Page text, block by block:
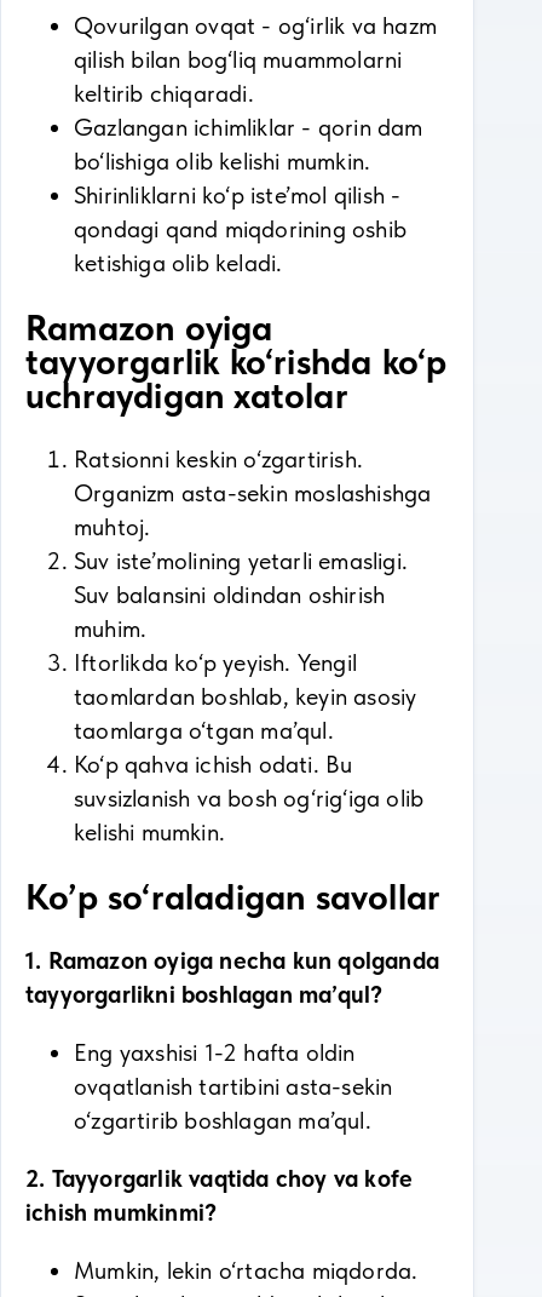
Qovurilgan ovqat - og‘irlik va hazm
qilish bilan bog‘liq muammolarni
keltirib chiqaradi.
Gazlangan ichimliklar - qorin dam
bo‘lishiga olib kelishi mumkin.
Shirinliklarni ko‘p iste’mol qilish -
qondagi qand miqdorining oshib
ketishiga olib keladi.
Ramazon oyiga
tayyorgarlik ko‘rishda ko‘p
uchraydigan xatolar
Ratsionni keskin o‘zgartirish.
Organizm asta-sekin moslashishga
muhtoj.
Suv iste’molining yetarli emasligi.
Suv balansini oldindan oshirish
muhim.
Iftorlikda ko‘p yeyish. Yengil
taomlardan boshlab, keyin asosiy
taomlarga o‘tgan ma’qul.
Ko‘p qahva ichish odati. Bu
suvsizlanish va bosh og‘rig‘iga olib
kelishi mumkin.
Ko’p so‘raladigan savollar
1. Ramazon oyiga necha kun qolganda
tayyorgarlikni boshlagan ma’qul?
Eng yaxshisi 1-2 hafta oldin
ovqatlanish tartibini asta-sekin
o‘zgartirib boshlagan ma’qul.
2. Tayyorgarlik vaqtida choy va kofe
ichish mumkinmi?
Mumkin, lekin o‘rtacha miqdorda.